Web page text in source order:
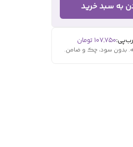
به سبد خرید
۱۰۷٬۷۵۰تومان